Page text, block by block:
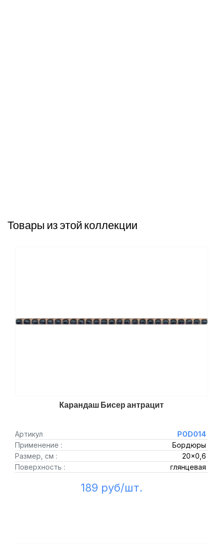
Товары из этой коллекции
Карандаш Бисер антрацит
Артикул
POD014
Применение :
Бордюры
Размер, см :
20x0,6
Поверхность :
глянцевая
189 руб/шт.